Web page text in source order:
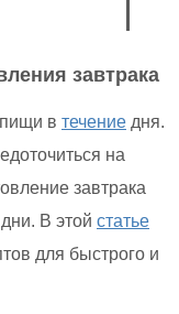
завтрака
в течение дня.
на
завтрака
В этой статье
для быстрого и